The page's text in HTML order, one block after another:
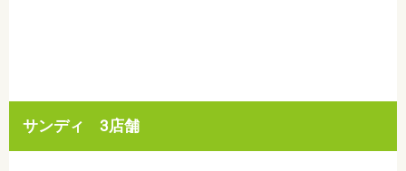
サンディ 3店舗